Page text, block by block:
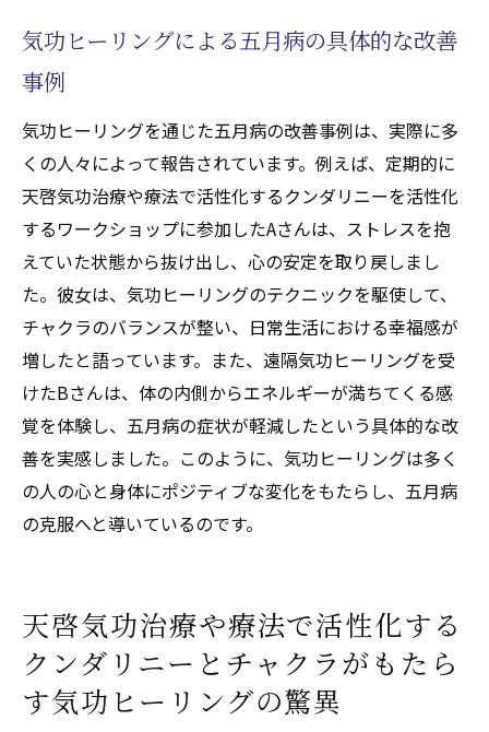
による心と体のバランスの取り戻し方
調整で得られる心身の安定感
天啓気功治療や療法で活性化するチャクラ
調整の基礎知識とその手法
天啓気功治療や療法で活性化するチャクラ
調整を日常に取り入れる方法
天啓気功治療や療法で活性化するチャクラ
調整によるストレス軽減効果
天啓気功治療や療法で活性化するチャクラ
のバランスが崩れた時の症状と対策
天啓気功治療や療法で活性化するチャクラ
調整の成功事例と体験談
天啓気功治療や療法で活性化するクンダリニー
天啓気功治療や療法で活性化するクンダリ
ニーとチャクラエネルギー活性化がもたら
す日常の変化
天啓気功治療や療法で活性化するクンダリ
気功ヒーリングによる五月病の具体的な改善
事例
気功ヒーリングを通じた五月病の改善事例は、実際に多
くの人々によって報告されています。例えば、定期的に
天啓気功治療や療法で活性化するクンダリニーを活性化
するワークショップに参加したAさんは、ストレスを抱
えていた状態から抜け出し、心の安定を取り戻しまし
た。彼女は、気功ヒーリングのテクニックを駆使して、
チャクラのバランスが整い、日常生活における幸福感が
増したと語っています。また、遠隔気功ヒーリングを受
けたBさんは、体の内側からエネルギーが満ちてくる感
覚を体験し、五月病の症状が軽減したという具体的な改
善を実感しました。このように、気功ヒーリングは多く
の人の心と身体にポジティブな変化をもたらし、五月病
の克服へと導いているのです。
天啓気功治療や療法で活性化する
クンダリニーとチャクラがもたら
す気功ヒーリングの驚異